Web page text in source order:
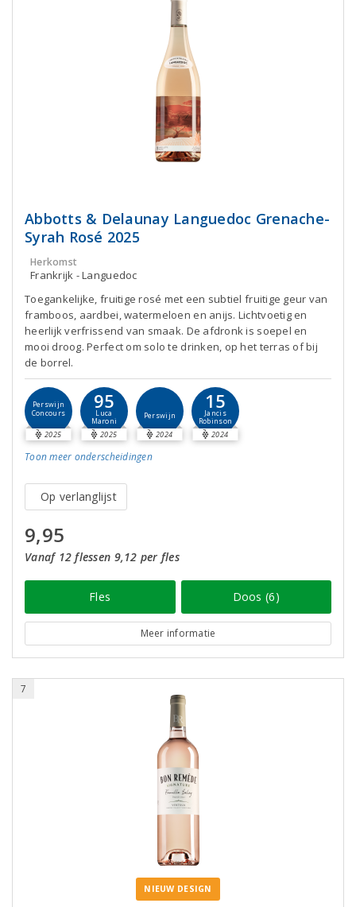
Abbotts & Delaunay Languedoc Grenache-
Syrah Rosé 2025
Herkomst
Frankrijk - Languedoc
Toegankelijke, fruitige rosé met een subtiel fruitige geur van
framboos, aardbei, watermeloen en anijs. Lichtvoetig en
heerlijk verfrissend van smaak. De afdronk is soepel en
mooi droog. Perfect om solo te drinken, op het terras of bij
de borrel.
Perswijn
Concours
2025
95
Luca
Maroni
2025
Perswijn
2024
15
Jancis
Robinson
2024
Toon meer onderscheidingen
Op verlanglijst
9,95
Vanaf 12 flessen 9,12 per fles
Fles Doos (6)
Meer informatie
7
NIEUW DESIGN